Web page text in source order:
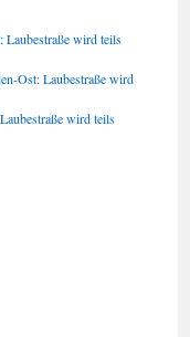
wird teils
Ost: Laubestraße wird
wird teils